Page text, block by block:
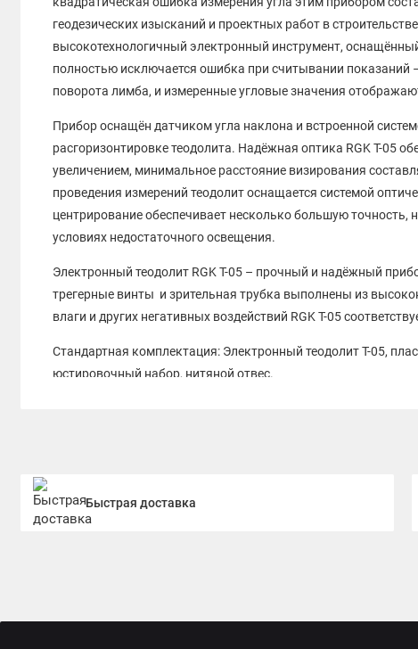
геодезических изысканий и проектных работ в
высокотехнологичный электронный инструмент,
полностью исключается ошибка при считывании показаний
поворота лимба, и измеренные угловые значения
Прибор оснащён датчиком угла наклона и встроенной
расгоризонтировке теодолита. Надёжная оптика RGK T-05
увеличением, минимальное расстояние визирования
проведения измерений теодолит оснащается системой
центрирование обеспечивает несколько большую точность,
условиях недостаточного освещения.
Электронный теодолит RGK T-05 – прочный и надёжный
трегерные винты и зрительная трубка выполнены из
влаги и других негативных воздействий RGK T-05
Стандартная комплектация: Электронный теодолит T-05,
юстировочный набор, нитяной отвес.
Быстрая доставка